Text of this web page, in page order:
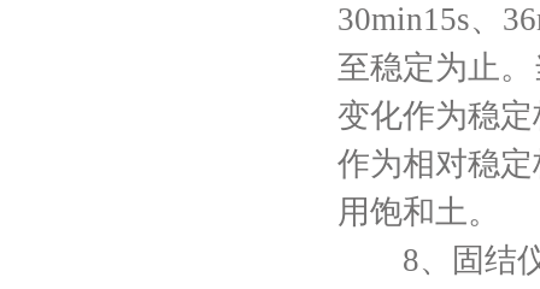
30min15s、
至稳定为止
变化作为稳
作为相对稳
用饱和土。
8、固结仪